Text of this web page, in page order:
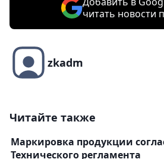
читать новости
zkadm
Читайте также
Маркировка продукции
Технического регламента